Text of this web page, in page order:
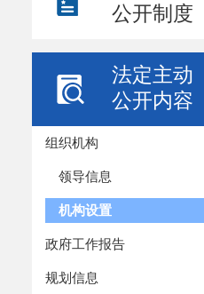
公开制度
法定主动
公开内容
组织机构
领导信息
机构设置
政府工作报告
规划信息